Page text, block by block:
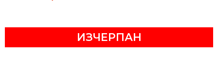
/
/
ИЗЧЕРПАН